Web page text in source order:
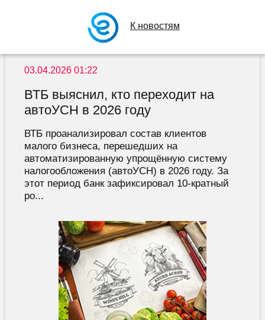
К новостям
03.04.2026 01:22
ВТБ выяснил, кто переходит на
автоУСН в 2026 году
ВТБ проанализировал состав клиентов
малого бизнеса, перешедших на
автоматизированную упрощённую систему
налогообложения (автоУСН) в 2026 году. За
этот период банк зафиксировал 10-кратный
ро...